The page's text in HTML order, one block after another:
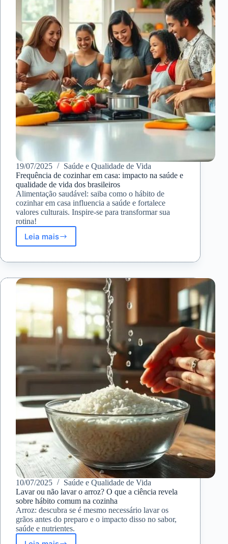
19/07/2025
Saúde e Qualidade de Vida
Frequência de cozinhar em casa: impacto na saúde e
qualidade de vida dos brasileiros
Alimentação saudável: saiba como o hábito de
cozinhar em casa influencia a saúde e fortalece
valores culturais. Inspire-se para transformar sua
rotina!
Leia maisFrequência
cozinhar
casa:
impacto
saúde
qualidade
de
brasileiros
10/07/2025
Saúde e Qualidade de Vida
Lavar ou não lavar o arroz? O que a ciência revela
sobre hábito comum na cozinha
Arroz: descubra se é mesmo necessário lavar os
grãos antes do preparo e o impacto disso no sabor,
saúde e nutrientes.